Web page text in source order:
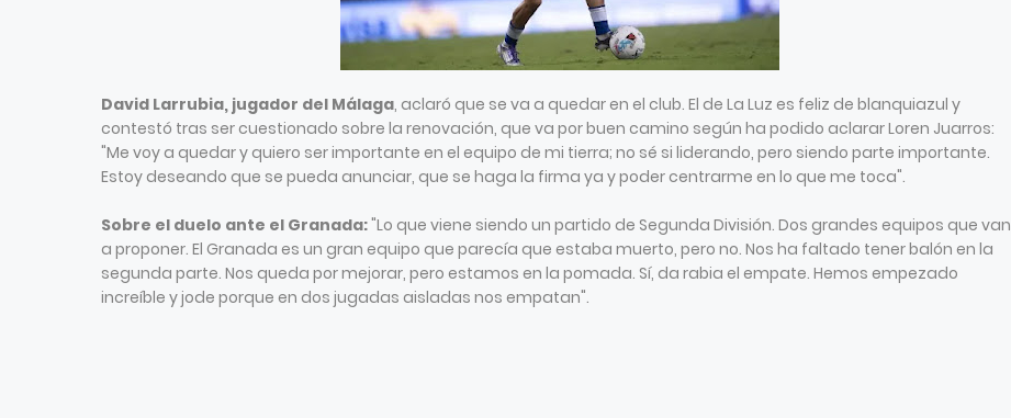
David Larrubia, jugador del Málaga, aclaró que se va a quedar en el club. El de La Luz es feliz de blanquiazul y
contestó tras ser cuestionado sobre la renovación, que va por buen camino según ha podido aclarar Loren Juarros:
"Me voy a quedar y quiero ser importante en el equipo de mi tierra; no sé si liderando, pero siendo parte importante.
Estoy deseando que se pueda anunciar, que se haga la firma ya y poder centrarme en lo que me toca".
Sobre el duelo ante el Granada:"Lo que viene siendo un partido de Segunda División. Dos grandes equipos que van
a proponer. El Granada es un gran equipo que parecía que estaba muerto, pero no. Nos ha faltado tener balón en la
segunda parte. Nos queda por mejorar, pero estamos en la pomada. Sí, da rabia el empate. Hemos empezado
increíble y jode porque en dos jugadas aisladas nos empatan".